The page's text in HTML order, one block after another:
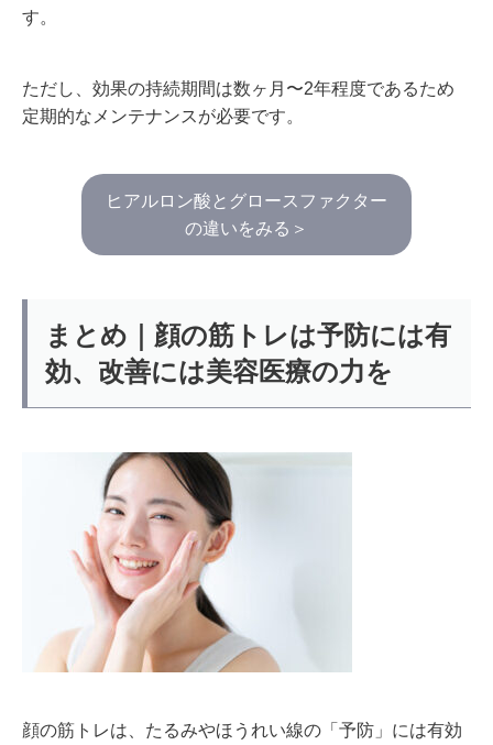
す。
ただし、効果の持続期間は数ヶ月〜2年程度であるため
定期的なメンテナンスが必要です。
ヒアルロン酸とグロースファクター
の違いをみる＞
まとめ｜顔の筋トレは予防には有
効、改善には美容医療の力を
顔の筋トレは、たるみやほうれい線の「予防」には有効